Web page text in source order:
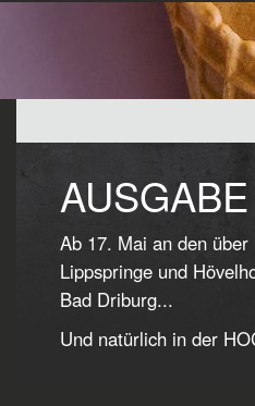
Ab 17. Mai an den
Lippspringe und
Bad Driburg...
Und natürlich in der